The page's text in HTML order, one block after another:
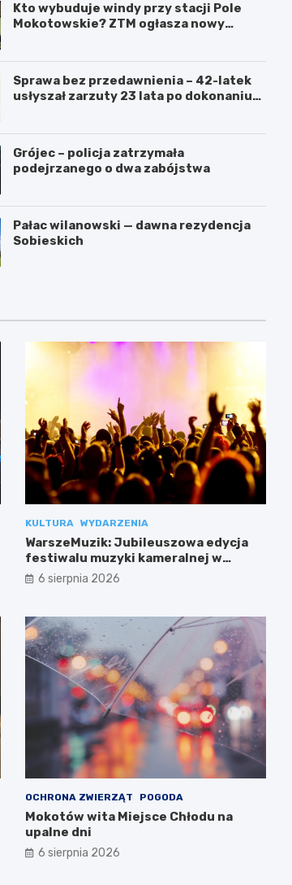
Kto wybuduje windy przy stacji Pole
Mokotowskie? ZTM ogłasza nowy
Sprawa bez przedawnienia – 42-latek
usłyszał zarzuty 23 lata po dokonaniu
Grójec – policja zatrzymała
podejrzanego o dwa zabójstwa
Pałac wilanowski — dawna rezydencja
Sobieskich
KULTURA WYDARZENIA
WarszeMuzik: Jubileuszowa edycja
festiwalu muzyki kameralnej w
Warszawie
6 sierpnia 2026
OCHRONA ZWIERZĄT POGODA
Mokotów wita Miejsce Chłodu na
upalne dni
6 sierpnia 2026